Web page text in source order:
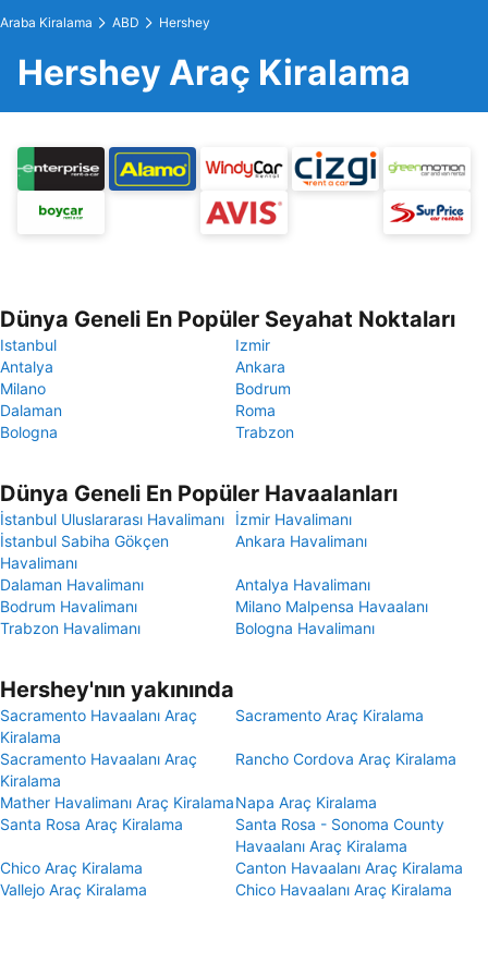
Araba Kiralama ABD Hershey
Hershey Araç Kiralama
Dünya Geneli En Popüler Seyahat Noktaları
Istanbul
Izmir
Antalya
Ankara
Milano
Bodrum
Dalaman
Roma
Bologna
Trabzon
Dünya Geneli En Popüler Havaalanları
İstanbul Uluslararası Havalimanı
İzmir Havalimanı
İstanbul Sabiha Gökçen
Havalimanı
Ankara Havalimanı
Dalaman Havalimanı
Antalya Havalimanı
Bodrum Havalimanı
Milano Malpensa Havaalanı
Trabzon Havalimanı
Bologna Havalimanı
Hershey'nın yakınında
Sacramento Havaalanı Araç
Kiralama
Sacramento Araç Kiralama
Sacramento Havaalanı Araç
Kiralama
Rancho Cordova Araç Kiralama
Mather Havalimanı Araç KiralamaNapa Araç Kiralama
Santa Rosa Araç Kiralama
Santa Rosa - Sonoma County
Havaalanı Araç Kiralama
Chico Araç Kiralama
Canton Havaalanı Araç Kiralama
Vallejo Araç Kiralama
Chico Havaalanı Araç Kiralama